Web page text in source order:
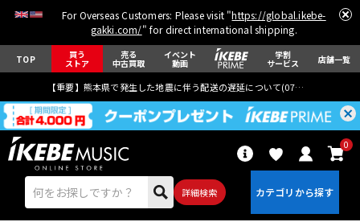
For Overseas Customers: Please visit "https://global.ikebe-
gakki.com/" for direct international shipping.
TOP 買う
ストア
売る
中古買取
イベント
動画
学割
サービス 店舗一覧
【重要】熊本県で発生した地震に伴う配送の遅延について(07月29日
詳細検索
0